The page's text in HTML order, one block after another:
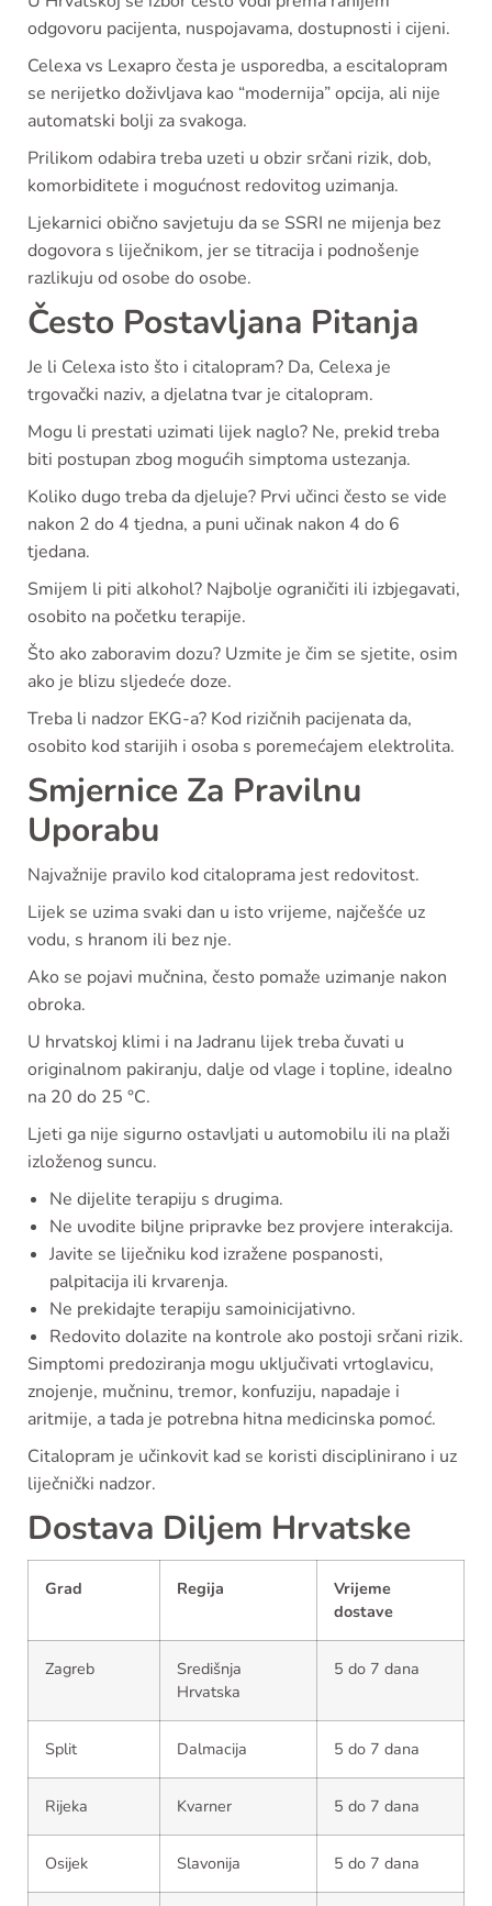
odgovoru pacijenta, nuspojavama, dostupnosti i cijeni.
Celexa vs Lexapro česta je usporedba, a escitalopram
se nerijetko doživljava kao “modernija” opcija, ali nije
automatski bolji za svakoga.
Prilikom odabira treba uzeti u obzir srčani rizik, dob,
komorbiditete i mogućnost redovitog uzimanja.
Ljekarnici obično savjetuju da se SSRI ne mijenja bez
dogovora s liječnikom, jer se titracija i podnošenje
razlikuju od osobe do osobe.
Često Postavljana Pitanja
Je li Celexa isto što i citalopram? Da, Celexa je
trgovački naziv, a djelatna tvar je citalopram.
Mogu li prestati uzimati lijek naglo? Ne, prekid treba
biti postupan zbog mogućih simptoma ustezanja.
Koliko dugo treba da djeluje? Prvi učinci često se vide
nakon 2 do 4 tjedna, a puni učinak nakon 4 do 6
tjedana.
Smijem li piti alkohol? Najbolje ograničiti ili izbjegavati,
osobito na početku terapije.
Što ako zaboravim dozu? Uzmite je čim se sjetite, osim
ako je blizu sljedeće doze.
Treba li nadzor EKG-a? Kod rizičnih pacijenata da,
osobito kod starijih i osoba s poremećajem elektrolita.
Smjernice Za Pravilnu
Uporabu
Najvažnije pravilo kod citaloprama jest redovitost.
Lijek se uzima svaki dan u isto vrijeme, najčešće uz
vodu, s hranom ili bez nje.
Ako se pojavi mučnina, često pomaže uzimanje nakon
obroka.
U hrvatskoj klimi i na Jadranu lijek treba čuvati u
originalnom pakiranju, dalje od vlage i topline, idealno
na 20 do 25 °C.
Ljeti ga nije sigurno ostavljati u automobilu ili na plaži
izloženog suncu.
Ne dijelite terapiju s drugima.
Ne uvodite biljne pripravke bez provjere interakcija.
Javite se liječniku kod izražene pospanosti,
palpitacija ili krvarenja.
Ne prekidajte terapiju samoinicijativno.
Redovito dolazite na kontrole ako postoji srčani rizik.
Simptomi predoziranja mogu uključivati vrtoglavicu,
znojenje, mučninu, tremor, konfuziju, napadaje i
aritmije, a tada je potrebna hitna medicinska pomoć.
Citalopram je učinkovit kad se koristi disciplinirano i uz
liječnički nadzor.
Dostava Diljem Hrvatske
Grad Regija
Vrijeme
dostave
Zagreb
Središnja
Hrvatska
5 do 7 dana
Split Dalmacija 5 do 7 dana
Rijeka Kvarner 5 do 7 dana
Osijek Slavonija 5 do 7 dana